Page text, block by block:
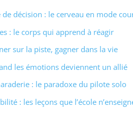
décision : le cerveau en mode
: le corps qui apprend à réagir
sur la piste, gagner dans la vie
les émotions deviennent un allié
: le paradoxe du pilote solo
: les leçons que l’école